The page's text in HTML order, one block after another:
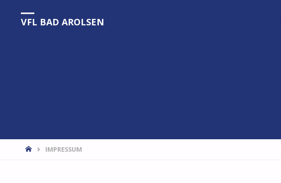
VFL BAD AROLSEN
STARTIMPRESSUM